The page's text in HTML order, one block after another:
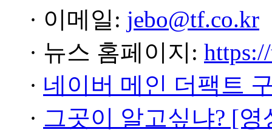
· 이메일: jebo@tf.co.kr
· 뉴스 홈페이지:
· 네이버 메인 더팩트
· 그곳이 알고싶냐? [